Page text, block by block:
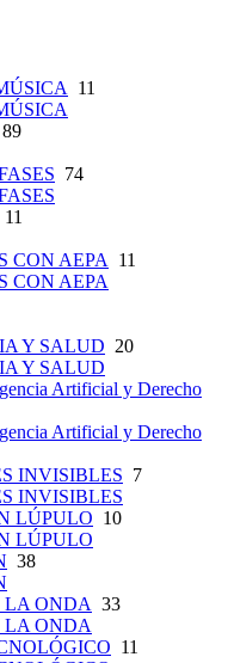
11
89
74
11
CON AEPA
11
CON AEPA
Y SALUD 20
Y SALUD
Artificial y Derecho
Artificial y Derecho
INVISIBLES 7
INVISIBLES
LÚPULO 10
LÚPULO
38
LA ONDA 33
LA ONDA
11